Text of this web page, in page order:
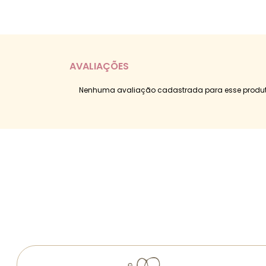
AVALIAÇÕES
Nenhuma avaliação cadastrada para esse